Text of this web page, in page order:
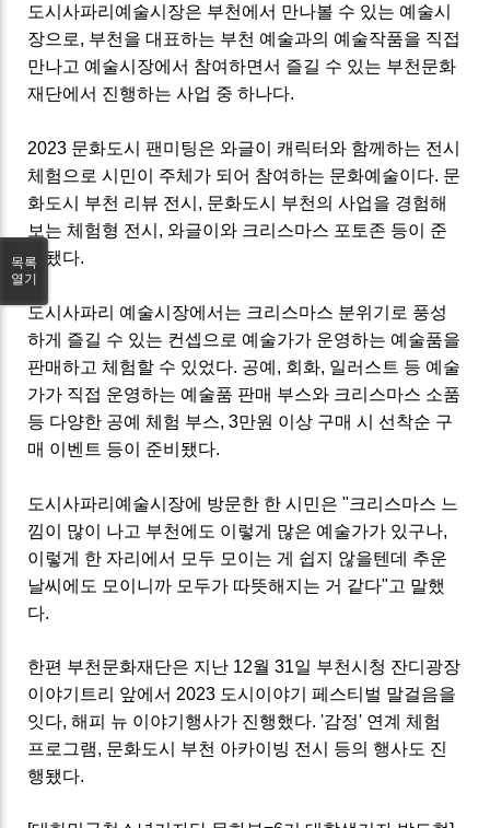
도시사파리예술시장은 부천에서 만나볼 수 있는 예술시
장으로, 부천을 대표하는 부천 예술과의 예술작품을 직접
만나고 예술시장에서 참여하면서 즐길 수 있는 부천문화
재단에서 진행하는 사업 중 하나다.
2023 문화도시 팬미팅은 와글이 캐릭터와 함께하는 전시
체험으로 시민이 주체가 되어 참여하는 문화예술이다. 문
화도시 부천 리뷰 전시 , 문화도시 부천의 사업을 경험해
보는 체험형 전시 ,와글이와 크리스마스 포토존 등이 준
비됐다.
도시사파리 예술시장에서는 크리스마스 분위기로 풍성
하게 즐길 수 있는 컨셉으로 예술가가 운영하는 예술품을
판매하고 체험할 수 있었다. 공예 , 회화, 일러스트 등 예술
가가 직접 운영하는 예술품 판매 부스와 크리스마스 소품
등 다양한 공예 체험 부스, 3만원 이상 구매 시 선착순 구
매 이벤트 등이 준비됐다.
도시사파리예술시장에 방문한 한 시민은 "크리스마스 느
낌이 많이 나고 부천에도 이렇게 많은 예술가가 있구나,
이렇게 한 자리에서 모두 모이는 게 쉽지 않을텐데 추운
날씨에도 모이니까 모두가 따뜻해지는 거 같다"고 말했
다.
한편 부천문화재단은 지난 12월 31일 부천시청 잔디광장
이야기트리 앞에서 2023 도시이야기 페스티벌 말걸음을
잇다, 해피 뉴 이야기행사가 진행했다. '감정' 연계 체험
프로그램, 문화도시 부천 아카이빙 전시 등의 행사도 진
행됐다.
목록
열기